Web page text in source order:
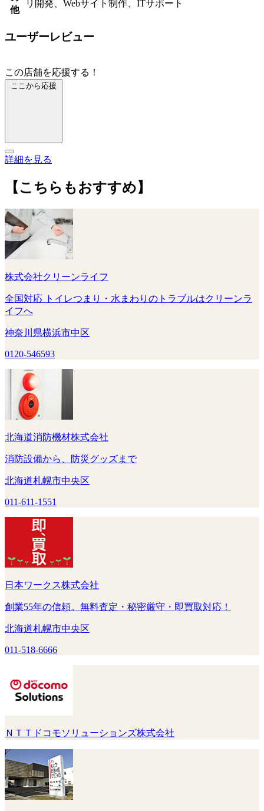
他
リ開発、Webサイト制作、ITサポート
ユーザーレビュー
この店舗を応援する！
ここから応援
詳細を見る
【こちらもおすすめ】
株式会社クリーンライフ
全国対応 トイレつまり・水まわりのトラブルはクリーンラ
イフへ
神奈川県横浜市中区
0120-546593
北海道消防機材株式会社
消防設備から、防災グッズまで
北海道札幌市中央区
011-611-1551
日本ワークス株式会社
創業55年の信頼。無料査定・秘密厳守・即買取対応！
北海道札幌市中央区
011-518-6666
ＮＴＴドコモソリューションズ株式会社